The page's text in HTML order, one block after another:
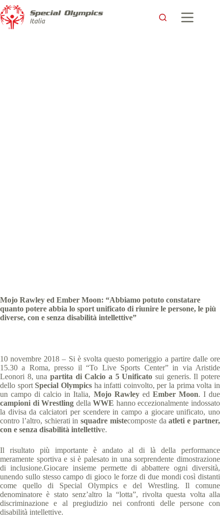
Mojo Rawley ed Ember Moon: “Abbiamo potuto constatare
quanto potere abbia lo sport unificato di riunire le persone, le più
diverse, con e senza disabilità intellettive”
10 novembre 2018 – Si è svolta questo pomeriggio a partire dalle ore
15.30 a Roma, presso il “To Live Sports Center” in via Aristide
Leonori 8, una partita di Calcio a 5 Unificato sui generis. Il potere
dello sportSpecial Olympicsha infatti coinvolto, per la prima volta in
un campo di calcio in Italia, Mojo Rawleyed Ember Moon. I due
campioni di Wrestling dellaWWE hanno eccezionalmente indossato
la divisa da calciatori per scendere in campo a giocare unificato, uno
contro l’altro, schierati insquadre mistecomposte daatleti e partner,
con e senza disabilità intellettive.
Il risultato più importante è andato al di là della performance
meramente sportiva e si è palesato in una sorprendente dimostrazione
di inclusione.Giocare insieme permette di abbattere ogni diversità,
unendo sullo stesso campo di gioco le forze di due mondi così distanti
come quello di Special Olympics e del Wrestling. Il comune
denominatore è stato senz’altro la “lotta”, rivolta questa volta alla
discriminazione e al pregiudizio nei confronti delle persone con
disabilità intellettive.